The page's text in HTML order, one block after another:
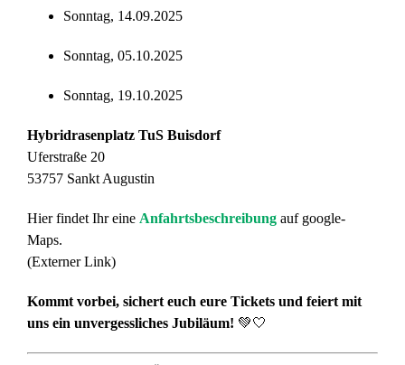
Sonntag, 14.09.2025
Sonntag, 05.10.2025
Sonntag, 19.10.2025
Hybridrasenplatz TuS Buisdorf
Uferstraße 20
53757 Sankt Augustin
Hier findet Ihr eine Anfahrtsbeschreibung auf google-
Maps.
(Externer Link)
Kommt vorbei, sichert euch eure Tickets und feiert mit
uns ein unvergessliches Jubiläum! 💚🤍